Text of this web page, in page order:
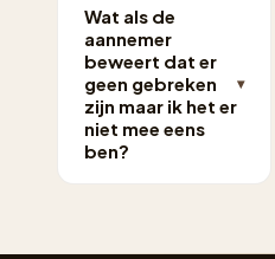
formele procedure.
Je moet de
aannemer eerst
schriftelijk in
gebreke stellen en
een redelijke
Wat als de
aannemer
beweert dat er
geen gebreken
zijn maar ik het er
niet mee eens
ben?
▾
starten via de